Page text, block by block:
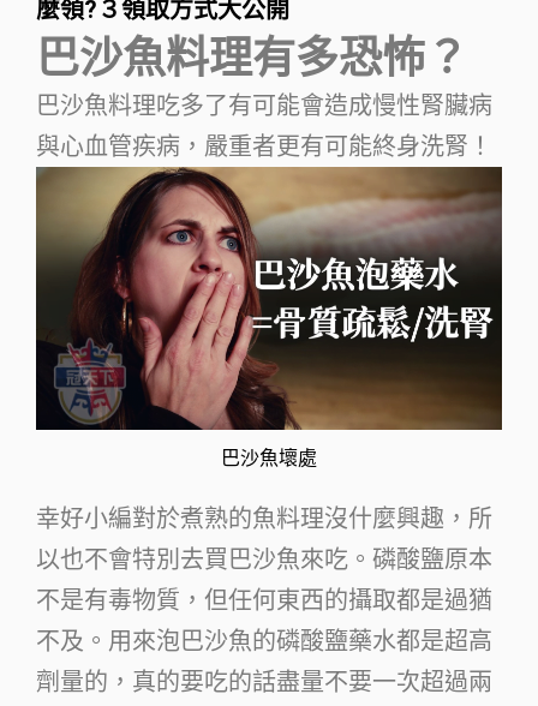
麼領?３領取方式大公開
巴沙魚料理有多恐怖？
巴沙魚料理吃多了有可能會造成慢性腎臟病
與心血管疾病，嚴重者更有可能終身洗腎！
巴沙魚壞處
幸好小編對於煮熟的魚料理沒什麼興趣，所
以也不會特別去買巴沙魚來吃。磷酸鹽原本
不是有毒物質，但任何東西的攝取都是過猶
不及。用來泡巴沙魚的磷酸鹽藥水都是超高
劑量的，真的要吃的話盡量不要一次超過兩